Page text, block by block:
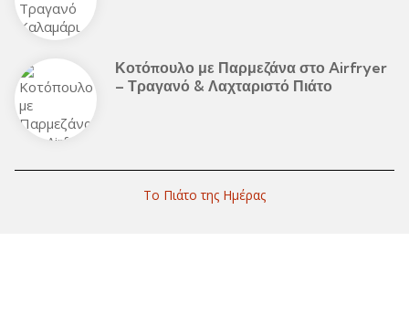
Κοτόπουλο με Παρμεζάνα στο Airfryer
– Τραγανό & Λαχταριστό Πιάτο
Το Πιάτο της Ημέρας